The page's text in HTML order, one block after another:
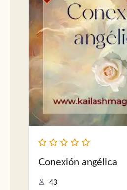
Conexión angélica
43